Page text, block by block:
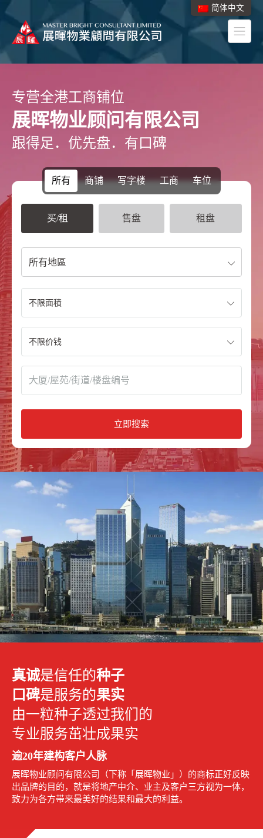
专营全港工商铺位
展晖物业顾问有限公司
跟得足．优先盘．有口碑
所有 商铺 写字楼 工商 车位
立即搜索
买/租 售盘 租盘
所有地區
不限面積
不限价钱
真诚是信任的种子
口碑是服务的果实
由一粒种子透过我们的
专业服务茁壮成果实
逾20年建构客户人脉
展晖物业顾问有限公司（下称「展晖物业」）的商标正好反映
出品牌的目的，就是将地产中介、业主及客户三方视为一体，
致力为各方带来最美好的结果和最大的利益。
简体中文